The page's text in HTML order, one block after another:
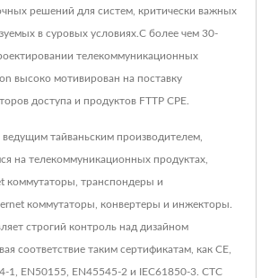
решений для систем, критически важных
в суровых условиях.С более чем 30-
телекоммуникационных
высоко мотивирован на поставку
доступа и продуктов FTTP CPE.
ведущим тайваньским производителем,
на телекоммуникационных продуктах,
коммутаторы, транспондеры и
коммутаторы, конвертеры и инжекторы.
строгий контроль над дизайном
соответствие таким сертификатам, как CE,
1, EN50155, EN45545-2 и IEC61850-3. CTC